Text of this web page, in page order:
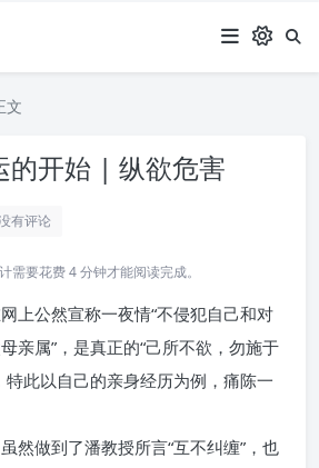
文
的开始 | 纵欲危害
有评论
需要花费 4 分钟才能阅读完成。
上公然宣称一夜情“不侵犯自己和对
亲属”，是真正的“己所不欲，勿施于
特此以自己的亲身经历为例，痛陈一
然做到了潘教授所言“互不纠缠”，也